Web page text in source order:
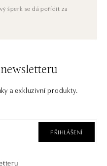
šperk se dá pořídit za
a exkluzivní produkty.
PŘIHLÁŠENÍ